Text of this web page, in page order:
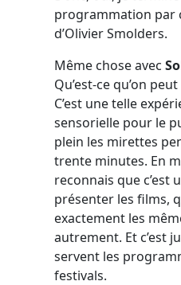
programmation par
d’Olivier Smolders.
Même chose avec
Qu’est-ce qu’on
C’est une telle
sensorielle pour le
plein les mirettes
trente minutes. En
reconnais que c’est
présenter les films,
exactement les
autrement. Et c’est
servent les
festivals.